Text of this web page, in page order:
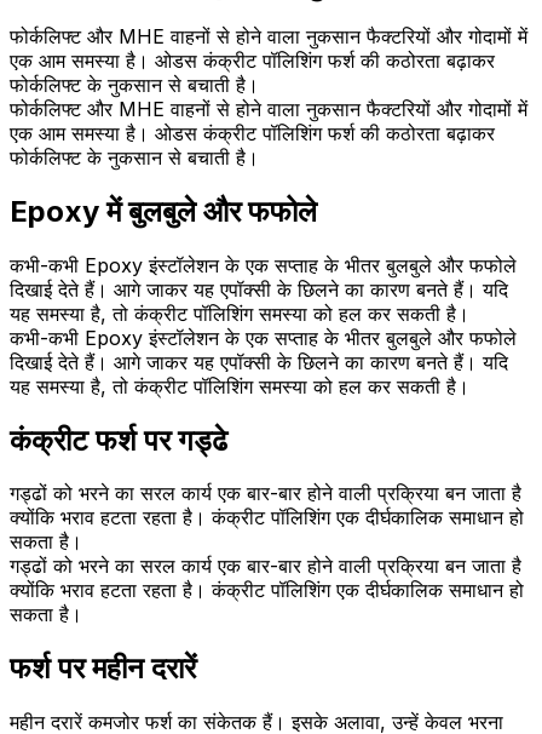
फोर्कलिफ्ट और MHE वाहनों से होने वाला नुकसान फैक्टरियों और गोदामों में
एक आम समस्या है। ओडस कंक्रीट पॉलिशिंग फर्श की कठोरता बढ़ाकर
फोर्कलिफ्ट के नुकसान से बचाती है।
फोर्कलिफ्ट और MHE वाहनों से होने वाला नुकसान फैक्टरियों और गोदामों में
एक आम समस्या है। ओडस कंक्रीट पॉलिशिंग फर्श की कठोरता बढ़ाकर
फोर्कलिफ्ट के नुकसान से बचाती है।
Epoxy में बुलबुले और फफोले
कभी-कभी Epoxy इंस्टॉलेशन के एक सप्ताह के भीतर बुलबुले और फफोले
दिखाई देते हैं। आगे जाकर यह एपॉक्सी के छिलने का कारण बनते हैं। यदि
यह समस्या है, तो कंक्रीट पॉलिशिंग समस्या को हल कर सकती है।
कभी-कभी Epoxy इंस्टॉलेशन के एक सप्ताह के भीतर बुलबुले और फफोले
दिखाई देते हैं। आगे जाकर यह एपॉक्सी के छिलने का कारण बनते हैं। यदि
यह समस्या है, तो कंक्रीट पॉलिशिंग समस्या को हल कर सकती है।
कंक्रीट फर्श पर गड्ढे
गड्ढों को भरने का सरल कार्य एक बार-बार होने वाली प्रक्रिया बन जाता है
क्योंकि भराव हटता रहता है। कंक्रीट पॉलिशिंग एक दीर्घकालिक समाधान हो
सकता है।
गड्ढों को भरने का सरल कार्य एक बार-बार होने वाली प्रक्रिया बन जाता है
क्योंकि भराव हटता रहता है। कंक्रीट पॉलिशिंग एक दीर्घकालिक समाधान हो
सकता है।
फर्श पर महीन दरारें
महीन दरारें कमजोर फर्श का संकेतक हैं। इसके अलावा, उन्हें केवल भरना